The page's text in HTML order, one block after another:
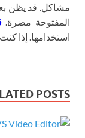
مشاكل. قد يظن
المفتوحة مضرة.
استخدامها. إذا
POSTS